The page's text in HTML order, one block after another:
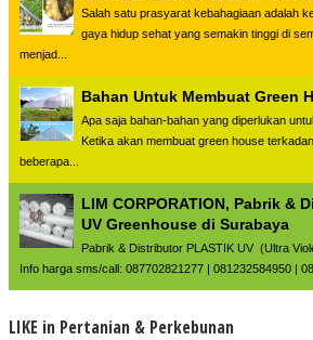
Salah satu prasyarat kebahagiaan adalah
gaya hidup sehat yang semakin tinggi di
menjad...
Bahan Untuk Membuat Green
Apa saja bahan-bahan yang diperlukan
Ketika akan membuat green house
beberapa...
LIM CORPORATION, Pabrik &
UV Greenhouse di Surabaya
Pabrik & Distributor PLASTIK UV (Ultra
Info harga sms/call: 087702821277 | 081232584950 |
LIKE in Pertanian & Perkebunan